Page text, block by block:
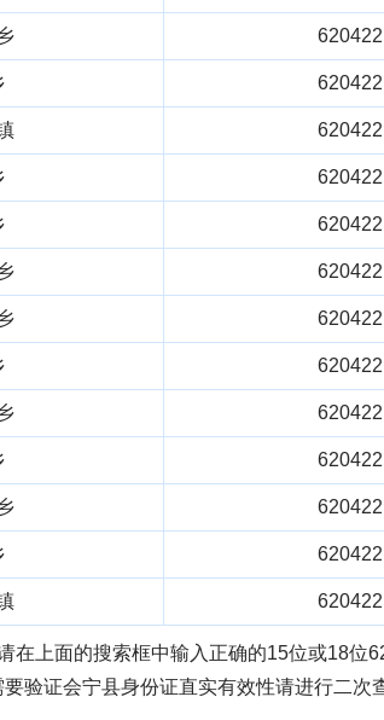
620422
620422
620422
620422
620422
620422
620422
620422
620422
620422
620422
620422
620422
在上面的搜索框中输入正确的15位或18位
验证会宁县身份证直实有效性请进行二次